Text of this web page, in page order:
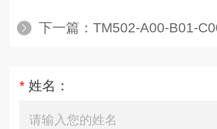
下一篇： TM502-A00-B01-C00-
* 姓名：